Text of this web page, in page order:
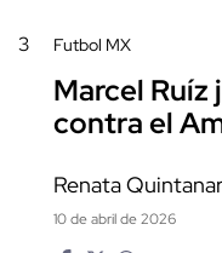
3 Futbol MX
Marcel Ruíz
contra el
Renata Quintanar
10 de abril de 2026